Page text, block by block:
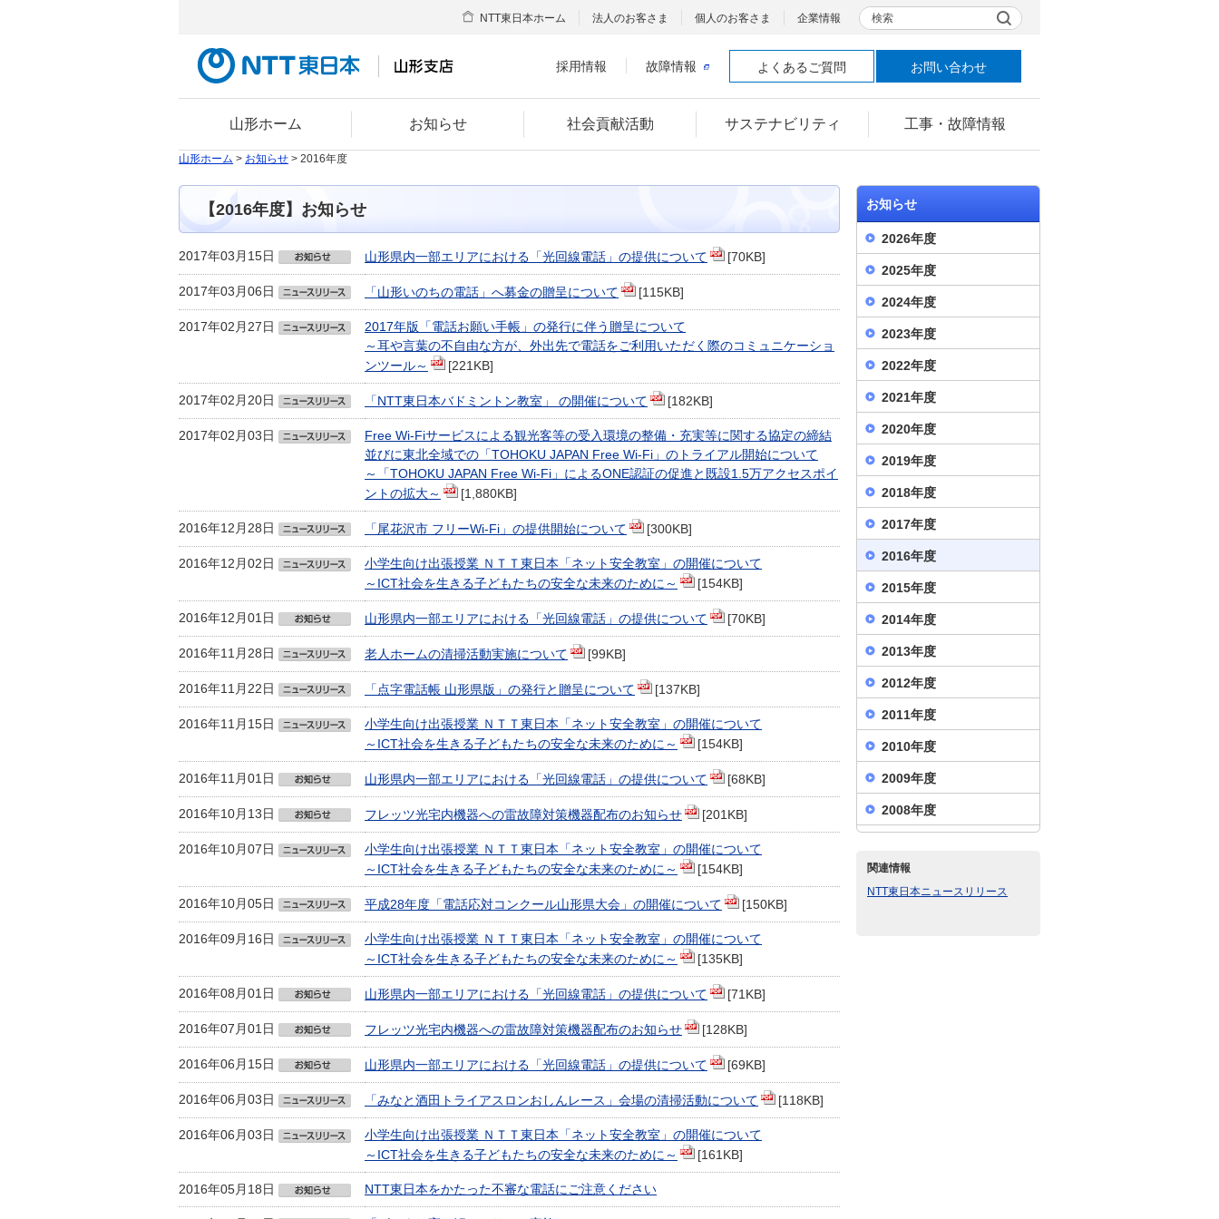
山形ホーム お知らせ 社会貢献活動 サステナビリティ 工事・故障情報
NTT東日本ホーム 法人のお客さま 個人のお客さま 企業情報 検索
採用情報 故障情報 よくあるご質問 お問い合わせ
山形ホーム > お知らせ > 2016年度
【2016年度】お知らせ
2017年03月15日 山形県内一部エリアにおける「光回線電話」の提供について [70KB]
2017年03月06日 「山形いのちの電話」へ募金の贈呈について [115KB]
2017年02月27日
2017年版「電話お願い手帳」の発行に伴う贈呈について
～耳や言葉の不自由な方が、外出先で電話をご利用いただく際のコミュニケーショ
ンツール～
[221KB]
2017年02月20日 「NTT東日本バドミントン教室」 の開催について [182KB]
2017年02月03日
Free Wi-Fiサービスによる観光客等の受入環境の整備・充実等に関する協定の締結
並びに東北全域での「TOHOKU JAPAN Free Wi-Fi」のトライアル開始について
～「TOHOKU JAPAN Free Wi-Fi」によるONE認証の促進と既設1.5万アクセスポイ
ントの拡大～
[1,880KB]
2016年12月28日 「尾花沢市 フリーWi-Fi」の提供開始について [300KB]
2016年12月02日
小学生向け出張授業 ＮＴＴ東日本「ネット安全教室」の開催について
～ICT社会を生きる子どもたちの安全な未来のために～
[154KB]
2016年12月01日 山形県内一部エリアにおける「光回線電話」の提供について [70KB]
2016年11月28日 老人ホームの清掃活動実施について [99KB]
2016年11月22日 「点字電話帳 山形県版」の発行と贈呈について [137KB]
2016年11月15日
小学生向け出張授業 ＮＴＴ東日本「ネット安全教室」の開催について
～ICT社会を生きる子どもたちの安全な未来のために～
[154KB]
2016年11月01日 山形県内一部エリアにおける「光回線電話」の提供について [68KB]
2016年10月13日 フレッツ光宅内機器への雷故障対策機器配布のお知らせ [201KB]
2016年10月07日
小学生向け出張授業 ＮＴＴ東日本「ネット安全教室」の開催について
～ICT社会を生きる子どもたちの安全な未来のために～
[154KB]
2016年10月05日 平成28年度「電話応対コンクール山形県大会」の開催について [150KB]
2016年09月16日
小学生向け出張授業 ＮＴＴ東日本「ネット安全教室」の開催について
～ICT社会を生きる子どもたちの安全な未来のために～
[135KB]
2016年08月01日 山形県内一部エリアにおける「光回線電話」の提供について [71KB]
2016年07月01日 フレッツ光宅内機器への雷故障対策機器配布のお知らせ [128KB]
2016年06月15日 山形県内一部エリアにおける「光回線電話」の提供について [69KB]
2016年06月03日 「みなと酒田トライアスロンおしんレース」会場の清掃活動について [118KB]
2016年06月03日
小学生向け出張授業 ＮＴＴ東日本「ネット安全教室」の開催について
～ICT社会を生きる子どもたちの安全な未来のために～
[161KB]
2016年05月18日 NTT東日本をかたった不審な電話にご注意ください
お知らせ
2026年度
2025年度
2024年度
2023年度
2022年度
2021年度
2020年度
2019年度
2018年度
2017年度
2016年度
2015年度
2014年度
2013年度
2012年度
2011年度
2010年度
2009年度
2008年度
関連情報
NTT東日本ニュースリリース